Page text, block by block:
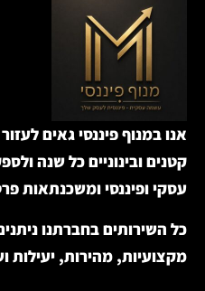
אנו במנוף פיננסי גאים
קטנים ובינוניים כל שנה
עסקי ופיננסי ומשכנתאות
כל השירותים בחברתנו
מקצועיות, מהירות, יעילות